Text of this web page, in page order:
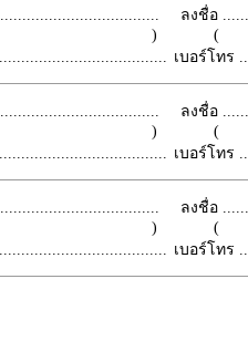
)
ลงชื่อ
เบอร์โทร
)
ลงชื่อ
เบอร์โทร
)
ลงชื่อ
เบอร์โทร